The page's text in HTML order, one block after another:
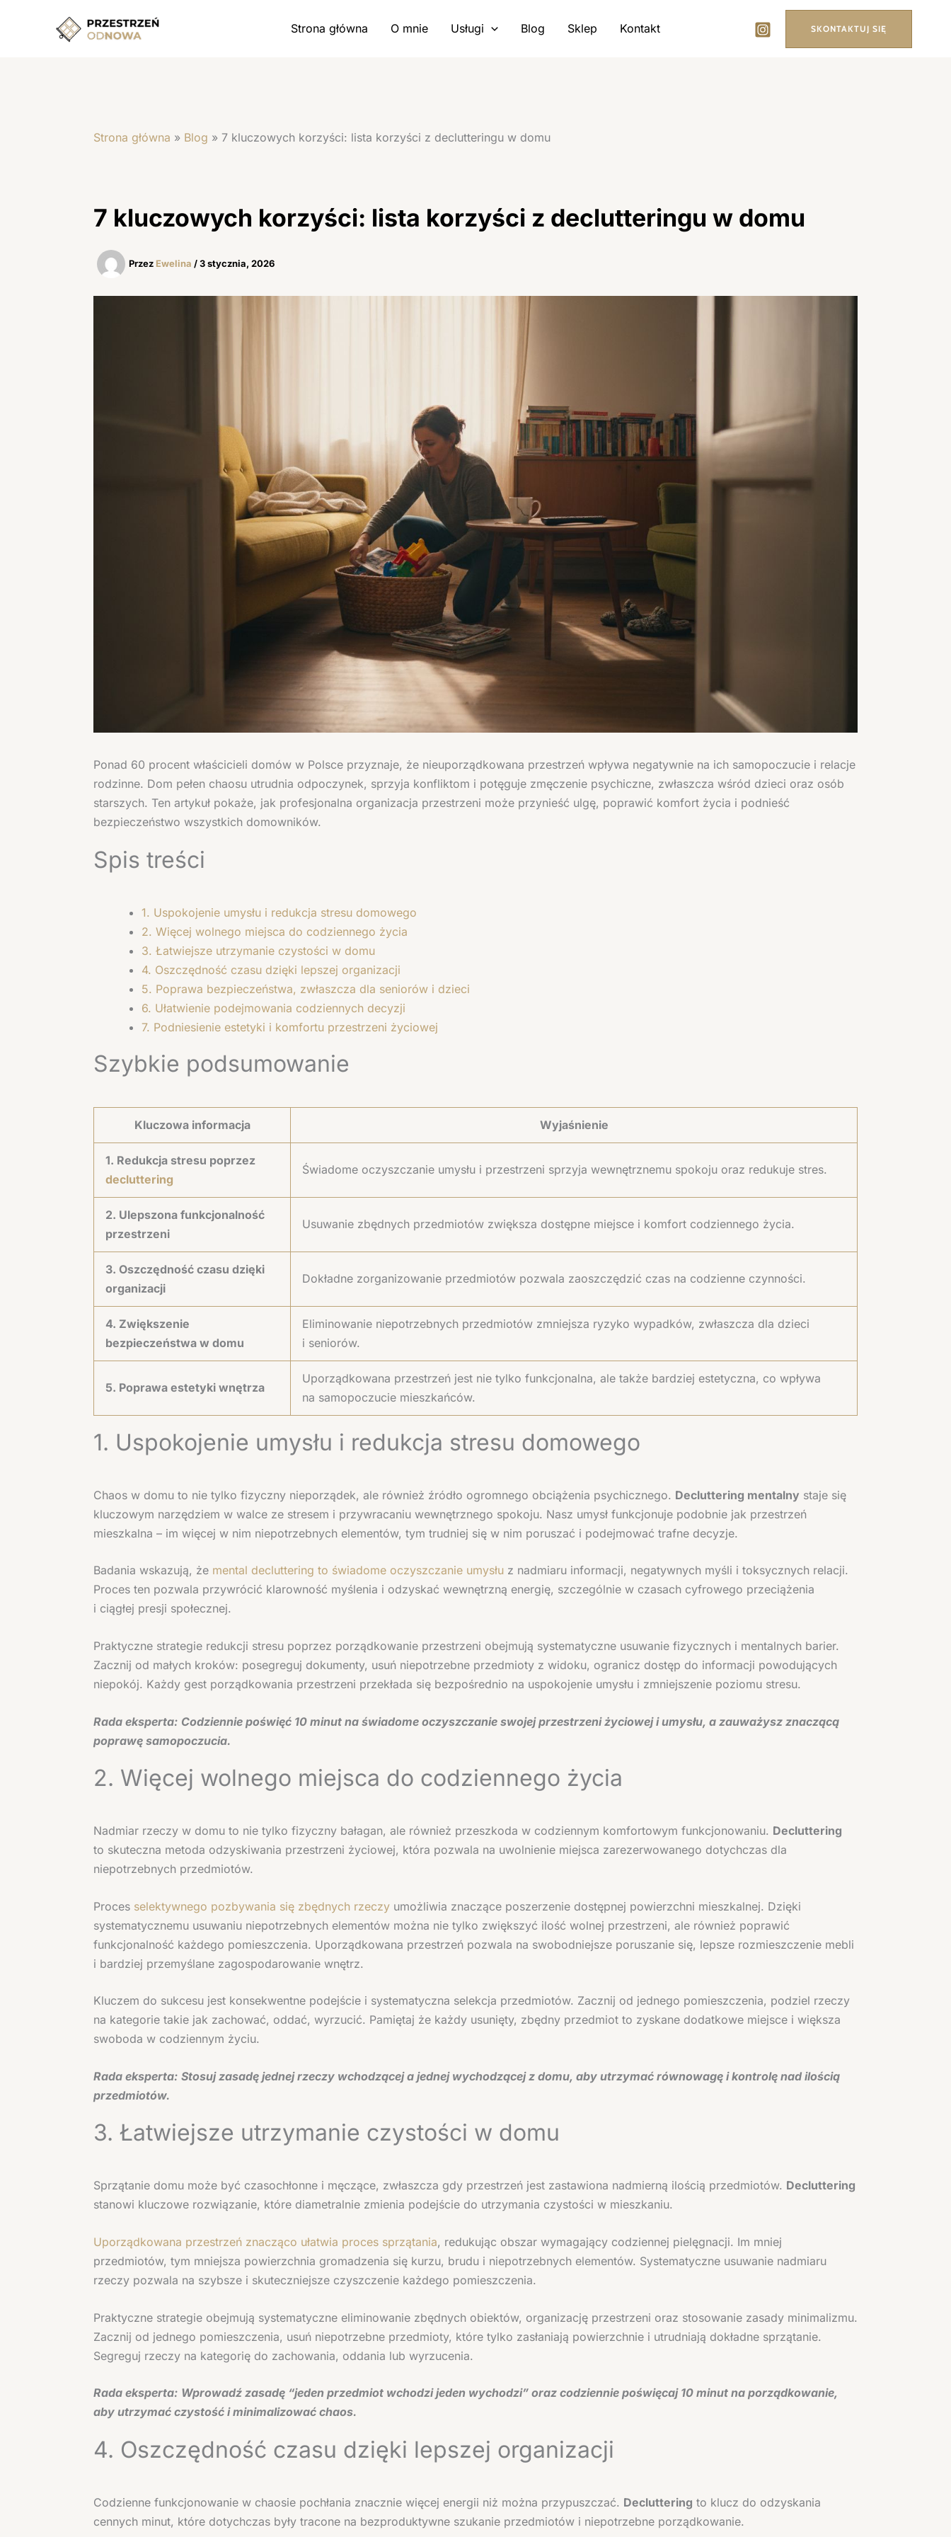
Strona główna O mnie Usługi Blog Sklep Kontakt SKONTAKTUJ SIĘ
Strona główna » Blog » 7 kluczowych korzyści: lista korzyści z declutteringu w domu
7 kluczowych korzyści: lista korzyści z declutteringu w domu
Przez Ewelina /3 stycznia, 2026
Ponad 60 procent właścicieli domów w Polsce przyznaje, że nieuporządkowana przestrzeń wpływa negatywnie na ich samopoczucie i relacje
rodzinne. Dom pełen chaosu utrudnia odpoczynek, sprzyja konfliktom i potęguje zmęczenie psychiczne, zwłaszcza wśród dzieci oraz osób
starszych. Ten artykuł pokaże, jak profesjonalna organizacja przestrzeni może przynieść ulgę, poprawić komfort życia i podnieść
bezpieczeństwo wszystkich domowników.
Spis treści
1. Uspokojenie umysłu i redukcja stresu domowego
2. Więcej wolnego miejsca do codziennego życia
3. Łatwiejsze utrzymanie czystości w domu
4. Oszczędność czasu dzięki lepszej organizacji
5. Poprawa bezpieczeństwa, zwłaszcza dla seniorów i dzieci
6. Ułatwienie podejmowania codziennych decyzji
7. Podniesienie estetyki i komfortu przestrzeni życiowej
Szybkie podsumowanie
Kluczowa informacja Wyjaśnienie
1. Redukcja stresu poprzez
decluttering
Świadome oczyszczanie umysłu i przestrzeni sprzyja wewnętrznemu spokoju oraz redukuje stres.
2. Ulepszona funkcjonalność
przestrzeni
Usuwanie zbędnych przedmiotów zwiększa dostępne miejsce i komfort codziennego życia.
3. Oszczędność czasu dzięki
organizacji
Dokładne zorganizowanie przedmiotów pozwala zaoszczędzić czas na codzienne czynności.
4. Zwiększenie
bezpieczeństwa w domu
Eliminowanie niepotrzebnych przedmiotów zmniejsza ryzyko wypadków, zwłaszcza dla dzieci
i seniorów.
5. Poprawa estetyki wnętrza
Uporządkowana przestrzeń jest nie tylko funkcjonalna, ale także bardziej estetyczna, co wpływa
na samopoczucie mieszkańców.
1. Uspokojenie umysłu i redukcja stresu domowego
Chaos w domu to nie tylko fizyczny nieporządek, ale również źródło ogromnego obciążenia psychicznego. Decluttering mentalny staje się
kluczowym narzędziem w walce ze stresem i przywracaniu wewnętrznego spokoju. Nasz umysł funkcjonuje podobnie jak przestrzeń
mieszkalna – im więcej w nim niepotrzebnych elementów, tym trudniej się w nim poruszać i podejmować trafne decyzje.
Badania wskazują, że mental decluttering to świadome oczyszczanie umysłu z nadmiaru informacji, negatywnych myśli i toksycznych relacji.
Proces ten pozwala przywrócić klarowność myślenia i odzyskać wewnętrzną energię, szczególnie w czasach cyfrowego przeciążenia
i ciągłej presji społecznej.
Praktyczne strategie redukcji stresu poprzez porządkowanie przestrzeni obejmują systematyczne usuwanie fizycznych i mentalnych barier.
Zacznij od małych kroków: posegreguj dokumenty, usuń niepotrzebne przedmioty z widoku, ogranicz dostęp do informacji powodujących
niepokój. Każdy gest porządkowania przestrzeni przekłada się bezpośrednio na uspokojenie umysłu i zmniejszenie poziomu stresu.
Rada eksperta: Codziennie poświęć 10 minut na świadome oczyszczanie swojej przestrzeni życiowej i umysłu, a zauważysz znaczącą
poprawę samopoczucia.
2. Więcej wolnego miejsca do codziennego życia
Nadmiar rzeczy w domu to nie tylko fizyczny bałagan, ale również przeszkoda w codziennym komfortowym funkcjonowaniu. Decluttering
to skuteczna metoda odzyskiwania przestrzeni życiowej, która pozwala na uwolnienie miejsca zarezerwowanego dotychczas dla
niepotrzebnych przedmiotów.
Proces selektywnego pozbywania się zbędnych rzeczy umożliwia znaczące poszerzenie dostępnej powierzchni mieszkalnej. Dzięki
systematycznemu usuwaniu niepotrzebnych elementów można nie tylko zwiększyć ilość wolnej przestrzeni, ale również poprawić
funkcjonalność każdego pomieszczenia. Uporządkowana przestrzeń pozwala na swobodniejsze poruszanie się, lepsze rozmieszczenie mebli
i bardziej przemyślane zagospodarowanie wnętrz.
Kluczem do sukcesu jest konsekwentne podejście i systematyczna selekcja przedmiotów. Zacznij od jednego pomieszczenia, podziel rzeczy
na kategorie takie jak zachować, oddać, wyrzucić. Pamiętaj że każdy usunięty, zbędny przedmiot to zyskane dodatkowe miejsce i większa
swoboda w codziennym życiu.
Rada eksperta: Stosuj zasadę jednej rzeczy wchodzącej a jednej wychodzącej z domu, aby utrzymać równowagę i kontrolę nad ilością
przedmiotów.
3. Łatwiejsze utrzymanie czystości w domu
Sprzątanie domu może być czasochłonne i męczące, zwłaszcza gdy przestrzeń jest zastawiona nadmierną ilością przedmiotów. Decluttering
stanowi kluczowe rozwiązanie, które diametralnie zmienia podejście do utrzymania czystości w mieszkaniu.
Uporządkowana przestrzeń znacząco ułatwia proces sprzątania, redukując obszar wymagający codziennej pielęgnacji. Im mniej
przedmiotów, tym mniejsza powierzchnia gromadzenia się kurzu, brudu i niepotrzebnych elementów. Systematyczne usuwanie nadmiaru
rzeczy pozwala na szybsze i skuteczniejsze czyszczenie każdego pomieszczenia.
Praktyczne strategie obejmują systematyczne eliminowanie zbędnych obiektów, organizację przestrzeni oraz stosowanie zasady minimalizmu.
Zacznij od jednego pomieszczenia, usuń niepotrzebne przedmioty, które tylko zasłaniają powierzchnie i utrudniają dokładne sprzątanie.
Segreguj rzeczy na kategorię do zachowania, oddania lub wyrzucenia.
Rada eksperta: Wprowadź zasadę “jeden przedmiot wchodzi jeden wychodzi” oraz codziennie poświęcaj 10 minut na porządkowanie,
aby utrzymać czystość i minimalizować chaos.
4. Oszczędność czasu dzięki lepszej organizacji
Codzienne funkcjonowanie w chaosie pochłania znacznie więcej energii niż można przypuszczać. Decluttering to klucz do odzyskania
cennych minut, które dotychczas były tracone na bezproduktywne szukanie przedmiotów i niepotrzebne porządkowanie.